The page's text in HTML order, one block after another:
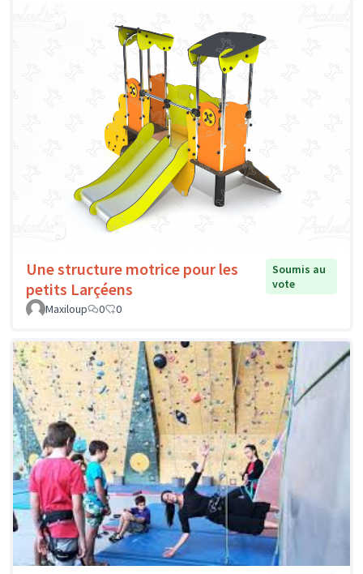
Une structure motrice pour les
petits Larçéens
Soumis au
vote
Maxiloup
0 0